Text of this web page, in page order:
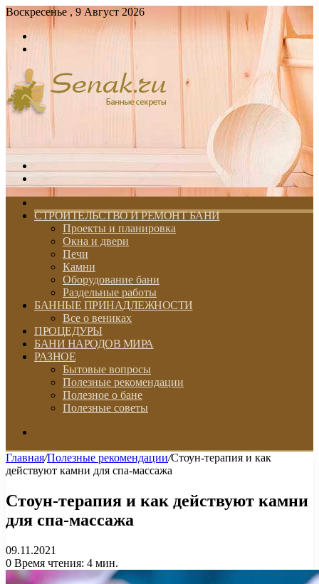
Воскресенье , 9 Август 2026
Войти
skin
СТРОИТЕЛЬСТВО И РЕМОНТ БАНИ
Проекты и планировка
Окна и двери
Печи
Камни
Оборудование бани
Раздельные работы
БАННЫЕ ПРИНАДЛЕЖНОСТИ
Все о вениках
ПРОЦЕДУРЫ
БАНИ НАРОДОВ МИРА
РАЗНОЕ
Бытовые вопросы
Полезные рекомендации
Полезное о бане
Полезные советы
Главная/Полезные рекомендации/Стоун-терапия и как
действуют камни для спа-массажа
Стоун-терапия и как действуют камни
для спа-массажа
09.11.2021
0 Время чтения: 4 мин.